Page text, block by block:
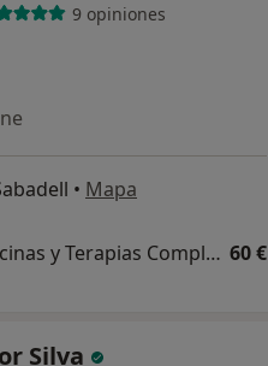
9 opiniones
• Mapa
Primera visita Medicinas y Terapias Complementarias 60 €
Silva